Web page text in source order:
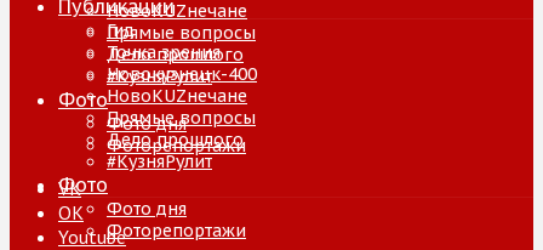
НовоKUZнечане
Прямые вопросы
Дело прошлого
#КузняРулит
Фото
Фото дня
Фоторепортажи
VK
ОК
Youtube
Публикации
Гид
Точка зрения
Новокузнецк-400
НовоKUZнечане
Прямые вопросы
Дело прошлого
#КузняРулит
Фото
Фото дня
Фоторепортажи